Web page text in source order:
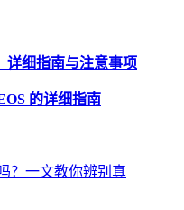
详细指南与注意事项
的详细指南